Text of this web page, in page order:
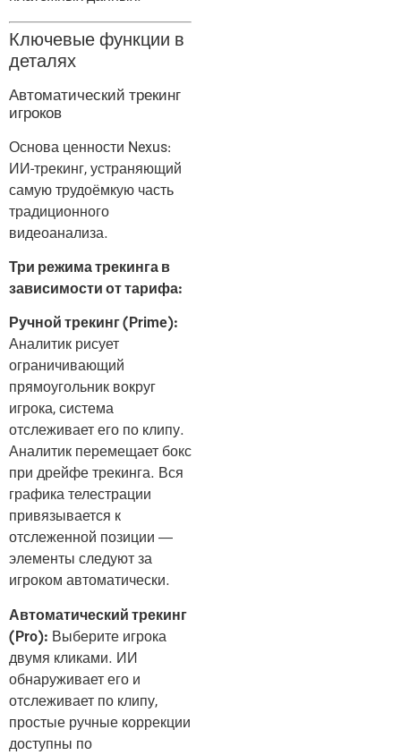
Ключевые функции в
деталях
Автоматический трекинг
игроков
Основа ценности Nexus:
ИИ-трекинг, устраняющий
самую трудоёмкую часть
традиционного
видеоанализа.
Три режима трекинга в
зависимости от тарифа:
Ручной трекинг (Prime):
Аналитик рисует
ограничивающий
прямоугольник вокруг
игрока, система
отслеживает его по клипу.
Аналитик перемещает бокс
при дрейфе трекинга. Вся
графика телестрации
привязывается к
отслеженной позиции —
элементы следуют за
игроком автоматически.
Автоматический трекинг
(Pro): Выберите игрока
двумя кликами. ИИ
обнаруживает его и
отслеживает по клипу,
простые ручные коррекции
доступны по